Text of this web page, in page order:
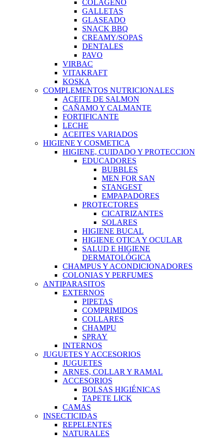
COLAGENO
GALLETAS
GLASEADO
SNACK BBQ
CREAMY/SOPAS
DENTALES
PAVO
VIRBAC
VITAKRAFT
KOSKA
COMPLEMENTOS NUTRICIONALES
ACEITE DE SALMON
CAÑAMO Y CALMANTE
FORTIFICANTE
LECHE
ACEITES VARIADOS
HIGIENE Y COSMETICA
HIGIENE, CUIDADO Y PROTECCION
EDUCADORES
BUBBLES
MEN FOR SAN
STANGEST
EMPAPADORES
PROTECTORES
CICATRIZANTES
SOLARES
HIGIENE BUCAL
HIGIENE OTICA Y OCULAR
SALUD E HIGIENE
DERMATOLÓGICA
CHAMPUS Y ACONDICIONADORES
COLONIAS Y PERFUMES
ANTIPARASITOS
EXTERNOS
PIPETAS
COMPRIMIDOS
COLLARES
CHAMPU
SPRAY
INTERNOS
JUGUETES Y ACCESORIOS
JUGUETES
ARNES, COLLAR Y RAMAL
ACCESORIOS
BOLSAS HIGIÉNICAS
TAPETE LICK
CAMAS
INSECTICIDAS
REPELENTES
NATURALES